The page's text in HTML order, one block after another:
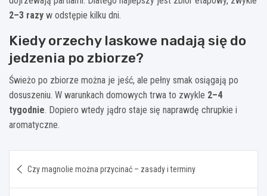
2–3 razy w odstępie kilku dni.
Kiedy orzechy laskowe nadają się do
jedzenia po zbiorze?
Świeżo po zbiorze można je jeść, ale pełny smak osiągają po
dosuszeniu. W warunkach domowych trwa to zwykle 2–4
tygodnie. Dopiero wtedy jądro staje się naprawdę chrupkie i
aromatyczne.
wpisu
Czy magnolie można przycinać – zasady i terminy